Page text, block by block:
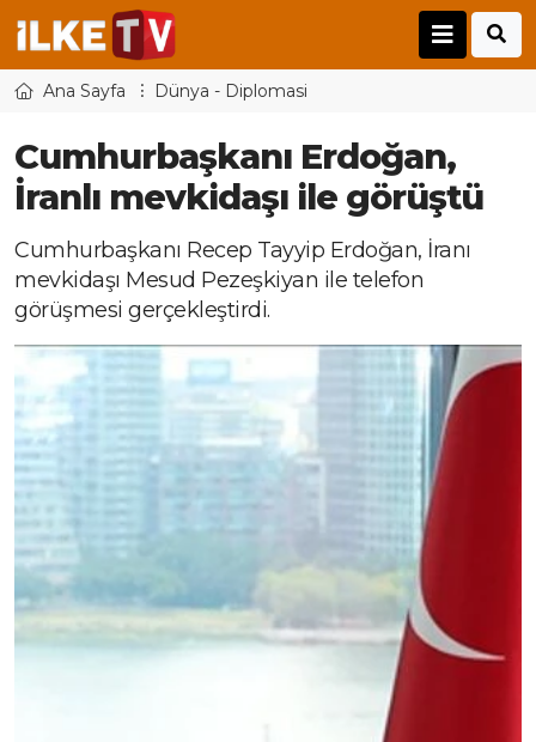
Ana Sayfa Dünya - Diplomasi
Cumhurbaşkanı Erdoğan,
İranlı mevkidaşı ile görüştü
Cumhurbaşkanı Recep Tayyip Erdoğan, İranı
mevkidaşı Mesud Pezeşkiyan ile telefon
görüşmesi gerçekleştirdi.